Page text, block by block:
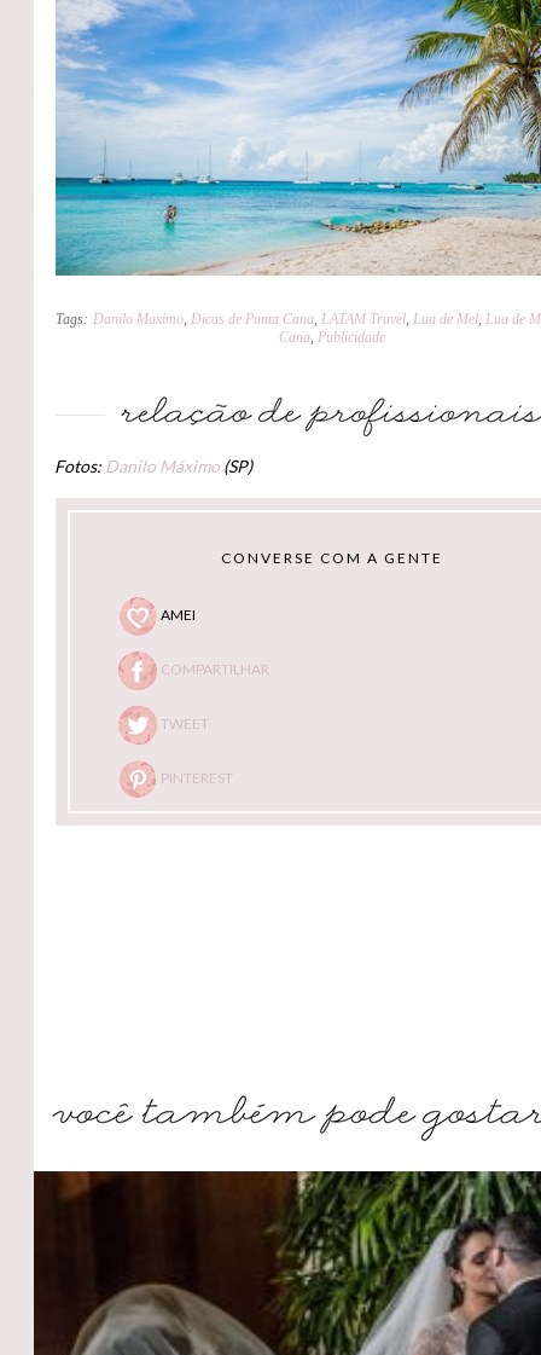
Tags: Danilo Maximo, Dicas de Punta Cana, LATAM Travel, Lua de Mel, Lua de
Cana, Publicidade
Fotos: Danilo Máximo (SP)
CONVERSE COM A GENTE
AMEI
COMPARTILHAR
TWEET
PINTEREST